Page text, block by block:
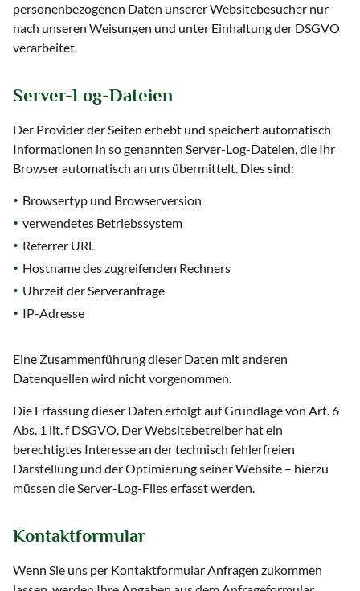
personenbezogenen Daten unserer Websitebesucher nur
nach unseren Weisungen und unter Einhaltung der DSGVO
verarbeitet.
Server-Log-Dateien
Der Provider der Seiten erhebt und speichert automatisch
Informationen in so genannten Server-Log-Dateien, die Ihr
Browser automatisch an uns übermittelt. Dies sind:
Browsertyp und Browserversion
verwendetes Betriebssystem
Referrer URL
Hostname des zugreifenden Rechners
Uhrzeit der Serveranfrage
IP-Adresse
Eine Zusammenführung dieser Daten mit anderen
Datenquellen wird nicht vorgenommen.
Die Erfassung dieser Daten erfolgt auf Grundlage von Art. 6
Abs. 1 lit. f DSGVO. Der Websitebetreiber hat ein
berechtigtes Interesse an der technisch fehlerfreien
Darstellung und der Optimierung seiner Website – hierzu
müssen die Server-Log-Files erfasst werden.
Kontaktformular
Wenn Sie uns per Kontaktformular Anfragen zukommen